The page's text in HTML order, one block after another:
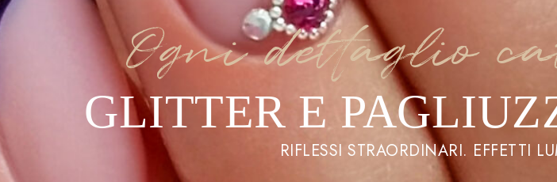
Ogni dettaglio
GLITTER E
RIFLESSI STRAORDINARI. EFFETTI